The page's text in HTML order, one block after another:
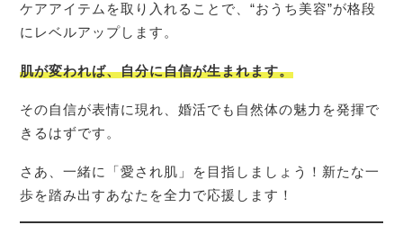
ケアアイテムを取り入れることで、“おうち美容”が格段
にレベルアップします。
肌が変われば、自分に自信が生まれます。
その自信が表情に現れ、婚活でも自然体の魅力を発揮で
きるはずです。
さあ、一緒に「愛され肌」を目指しましょう！新たな一
歩を踏み出すあなたを全力で応援します！